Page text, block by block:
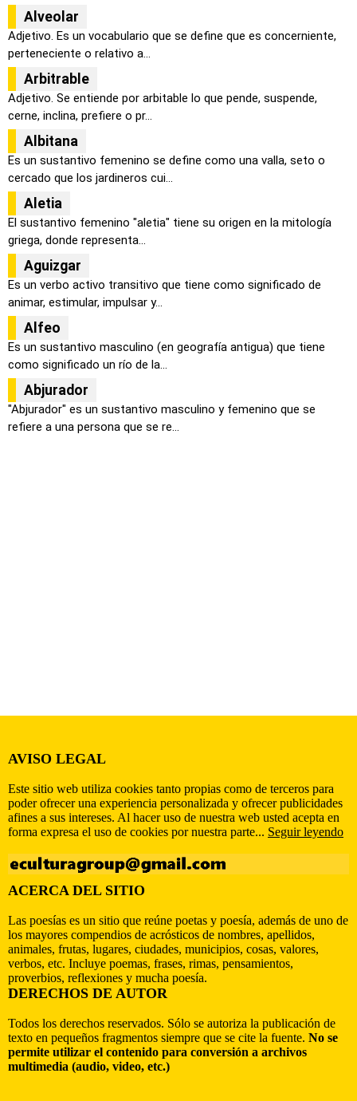
Alveolar
Adjetivo. Es un vocabulario que se define que es concerniente,
perteneciente o relativo a...
Arbitrable
Adjetivo. Se entiende por arbitable lo que pende, suspende,
cerne, inclina, prefiere o pr...
Albitana
Es un sustantivo femenino se define como una valla, seto o
cercado que los jardineros cui...
Aletia
El sustantivo femenino "aletia" tiene su origen en la mitología
griega, donde representa...
Aguizgar
Es un verbo activo transitivo que tiene como significado de
animar, estimular, impulsar y...
Alfeo
Es un sustantivo masculino (en geografía antigua) que tiene
como significado un río de la...
Abjurador
"Abjurador" es un sustantivo masculino y femenino que se
refiere a una persona que se re...
AVISO LEGAL
Este sitio web utiliza cookies tanto propias como de terceros para
poder ofrecer una experiencia personalizada y ofrecer publicidades
afines a sus intereses. Al hacer uso de nuestra web usted acepta en
forma expresa el uso de cookies por nuestra parte... Seguir leyendo
ACERCA DEL SITIO
Las poesías es un sitio que reúne poetas y poesía, además de uno de
los mayores compendios de acrósticos de nombres, apellidos,
animales, frutas, lugares, ciudades, municipios, cosas, valores,
verbos, etc. Incluye poemas, frases, rimas, pensamientos,
proverbios, reflexiones y mucha poesía.
DERECHOS DE AUTOR
Todos los derechos reservados. Sólo se autoriza la publicación de
texto en pequeños fragmentos siempre que se cite la fuente. No se
permite utilizar el contenido para conversión a archivos
multimedia (audio, video, etc.)